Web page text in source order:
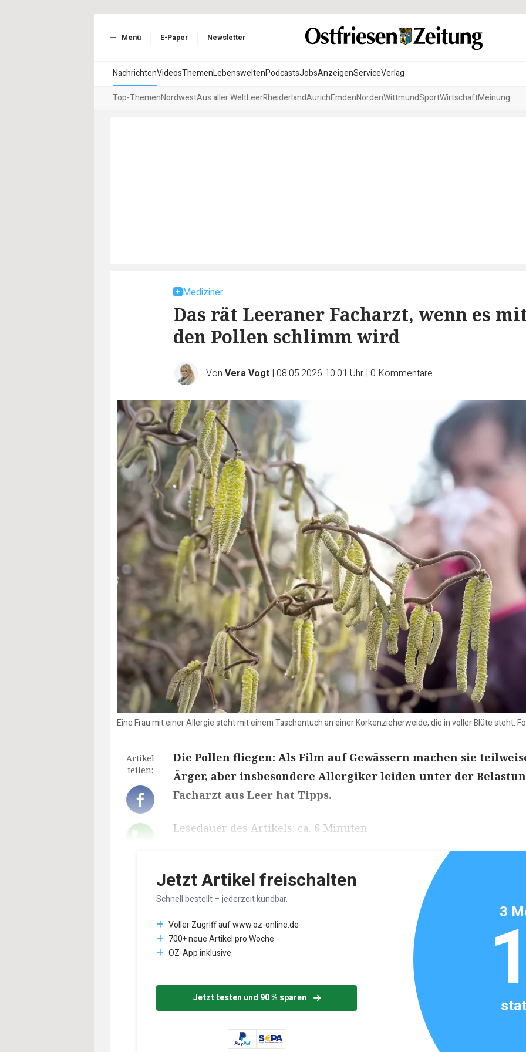
Menü E-Paper Newsletter
NachrichtenVideosThemenLebensweltenPodcastsJobsAnzeigenServiceVerlag
Top-ThemenNordwestAus aller WeltLeerRheiderlandAurichEmdenNordenWittmundSportWirtschaftMeinung
Mediziner
Das rät Leeraner Facharzt, wenn es
den Pollen schlimm wird
Von Vera Vogt | 08.05.2026 10:01 Uhr | 0 Kommentare
Eine Frau mit einer Allergie steht mit einem Taschentuch an einer Korkenzieherweide, die in voller Blüte steht.
Artikel
teilen:
Die Pollen fliegen: Als Film auf Gewässern machen sie
Ärger, aber insbesondere Allergiker leiden unter der
Facharzt aus Leer hat Tipps.
Lesedauer des Artikels: ca. 6 Minuten
Jetzt Artikel freischalten
Schnell bestellt – jederzeit kündbar.
Voller Zugriff auf www.oz-online.de
700+ neue Artikel pro Woche
OZ-App inklusive
Jetzt testen und 90 % sparen
3